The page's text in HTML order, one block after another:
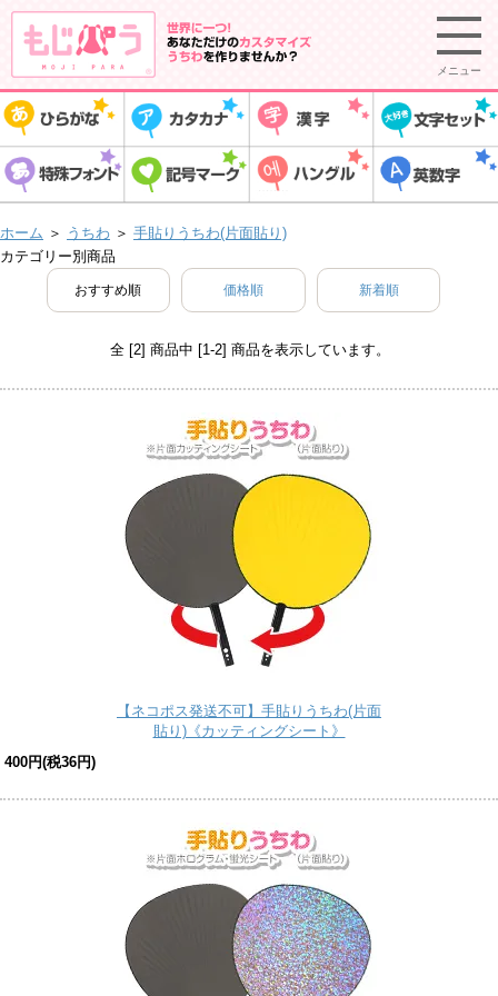
メニュー
ホーム ＞ うちわ ＞ 手貼りうちわ(片面貼り)
カテゴリー別商品
おすすめ順 価格順 新着順
全 [2] 商品中 [1-2] 商品を表示しています。
【ネコポス発送不可】手貼りうちわ(片面
貼り)《カッティングシート》
400円(税36円)